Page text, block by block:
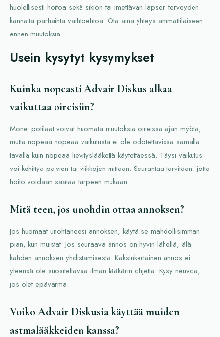
huolellisesti hoitoa sekä sikiön tai imettävän lapsen terveyden
kannalta parhainta vaihtoehtoa. Ota aina yhteys ammattilaiseen
ennen muutoksia.
Usein kysytyt kysymykset
Kuinka nopeasti Advair Diskus alkaa
vaikuttaa oireisiin?
Monet potilaat voivat huomata muutoksia oireissa ajan myötä,
mutta nopeaa nopeaa vaikutusta ei ole odotettavissa samalla
tavalla kuin nopeaa lievityslääkettä käytettäessä. Täysi vaikutus
voi kehittyä päivien tai viikkojen mittaan. Seurantaa tarvitaan, jotta
hoito voidaan säätää tarpeen mukaan.
Mitä teen, jos unohdin ottaa annoksen?
Jos huomaat unohtaneesi annoksen, käytä se mahdollisimman
pian, kun muistat. Jos seuraava annos on hyvin lähellä, älä
kahden annoksen yhdistämisestä. Kaksinkertainen annos ei
yleensä ole suositeltavaa ilman lääkärin ohjetta. Kysy neuvoa,
jos olet epävarma.
Voiko Advair Diskusia käyttää muiden
astmalääkkeiden kanssa?